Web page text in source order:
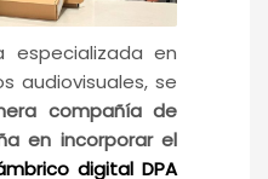
especializada en
audiovisuales, se
compañía de
en incorporar el
digital DPA